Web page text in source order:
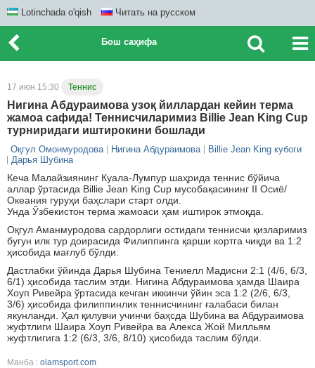
Lotinchada o'qish Читать на русском
Бош саҳифа
17 июн 15:30 Теннис
Нигина Абдураимова узоқ йиллардан кейин терма
жамоа сафида! Теннисчиларимиз Billie Jean King Cup
турниридаги иштирокини бошлади
Оқгул Омонмуродова Нигина Абдураимова
Billie Jean King кубоги
Дарья Шубина
Кеча Малайзиянинг Куала-Лумпур шаҳрида теннис бўйича
аллар ўртасида Billie Jean King Cup мусобақасининг II Осиё/
Океания гуруҳи баҳслари старт олди.
Унда Ўзбекистон терма жамоаси ҳам иштирок этмоқда.
Оқгул Аманмуродова сардорлиги остидаги теннисчи қизларимиз
бугун илк тур доирасида Филиппинга қарши кортга чиқди ва 1:2
ҳисобида мағлуб бўлди.
Дастлабки ўйинда Дарья Шубина Тениелл Мадисни 2:1 (4/6, 6/3,
6/1) ҳисобида таслим этди. Нигина Абдураимова ҳамда Шаира
Хоуп Ривейра ўртасида кечган иккинчи ўйин эса 1:2 (2/6, 6/3,
3/6) ҳисобида филиппинлик теннисчининг ғалабаси билан
якунланди. Ҳал қилувчи учинчи баҳсда Шубина ва Абдураимова
жуфтлиги Шаира Хоуп Ривейра ва Алекса Жой Милльям
жуфтлигига 1:2 (6/3, 3/6, 8/10) ҳисобида таслим бўлди.
Манба : olamsport.com